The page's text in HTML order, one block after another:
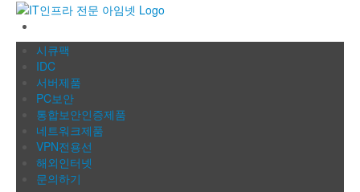
IT인프라 전문 아임넷
시큐팩
IDC
서버제품
PC보안
통합보안인증제품
네트워크제품
VPN전용선
해외인터넷
문의하기